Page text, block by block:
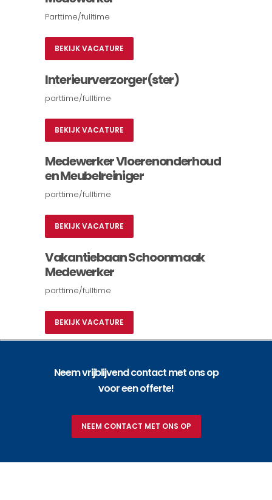
Parttime/fulltime
BEKIJK VACATURE
Interieurverzorger(ster)
parttime/fulltime
BEKIJK VACATURE
Medewerker Vloerenonderhoud
en Meubelreiniger
parttime/fulltime
BEKIJK VACATURE
Vakantiebaan Schoonmaak
Medewerker
parttime/fulltime
BEKIJK VACATURE
Neem vrijblijvend contact met ons op
voor een offerte!
NEEM CONTACT MET ONS OP